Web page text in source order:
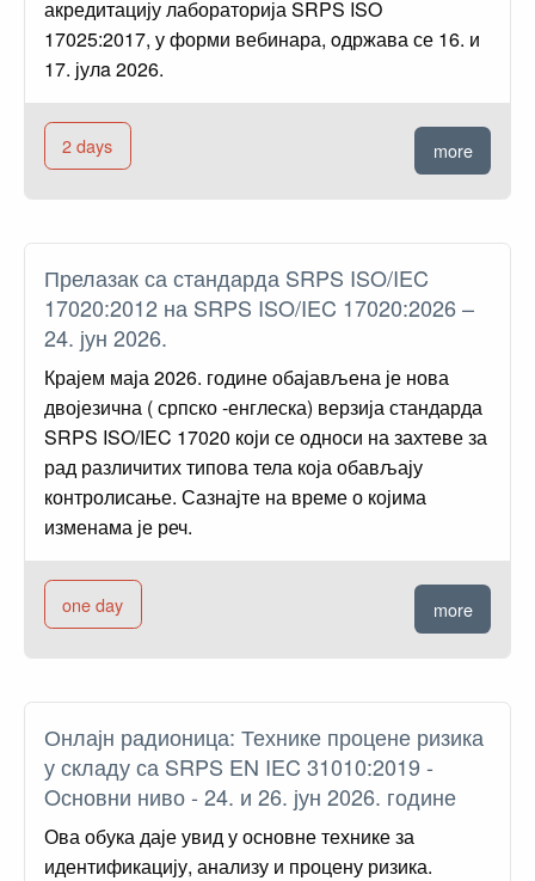
акредитацију лабораторија SRPS ISO
17025:2017, у форми вебинара, oдржава се 16. и
17. јулa 2026.
2 days more
Прелазак са стандарда SRPS ISO/IEC
17020:2012 на SRPS ISO/IEC 17020:2026 –
24. јун 2026.
Крајем маја 2026. године обајављена је нова
двојезична ( српско -енглеска) верзија стандарда
SRPS ISO/IEC 17020 који се односи на захтеве за
рад различитих типова тела која обављају
контролисање. Сазнајте на време о којима
изменама је реч.
one day more
Онлајн радионица: Технике процене ризика
у складу са SRPS EN IEC 31010:2019 -
Oсновни ниво - 24. и 26. јун 2026. године
Ова обука даје увид у основне технике за
идентификацију, анализу и процену ризика.